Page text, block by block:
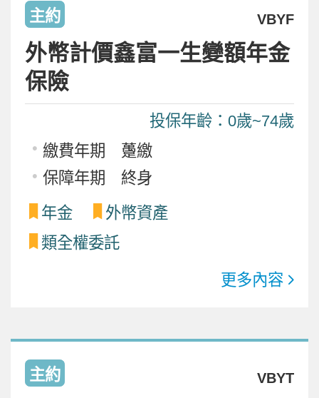
主約 VBYF
外幣計價鑫富一生變額年金
保險
投保年齡：0歲~74歲
繳費年期 躉繳
保障年期 終身
年金
外幣資產
類全權委託
更多內容
主約 VBYT